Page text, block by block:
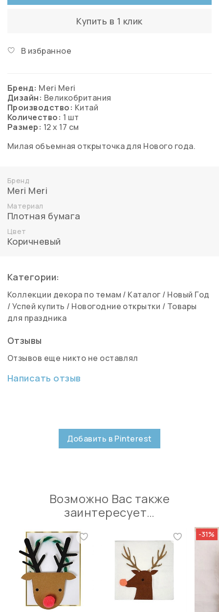
Купить в 1 клик
В избранное
Бренд: Meri Meri
Дизайн: Великобритания
Производство: Китай
Количество: 1 шт
Размер: 12 х 17 см
Милая объемная открыточка для Нового года.
Бренд
Meri Meri
Материал
Плотная бумага
Цвет
Коричневый
Категории:
Коллекции декора по темам / Каталог / Новый Год
/Успей купить / Новогодние открытки / Товары
для праздника
Отзывы
Отзывов еще никто не оставлял
Написать отзыв
Добавить в Pinterest
Возможно Вас также
заинтересует…
-31%